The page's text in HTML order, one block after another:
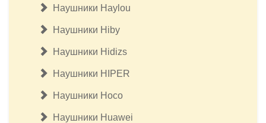
Наушники Haylou
Наушники Hiby
Наушники Hidizs
Наушники HIPER
Наушники Hoco
Наушники Huawei